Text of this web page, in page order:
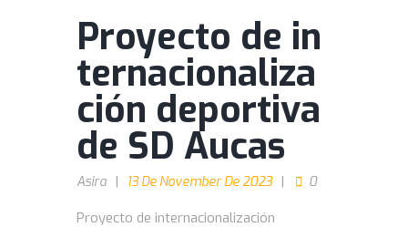
Proyecto de in
ternacionaliza
ción deportiva
de SD Aucas
Asira 13 De November De 2023 0
Proyecto de internacionalización